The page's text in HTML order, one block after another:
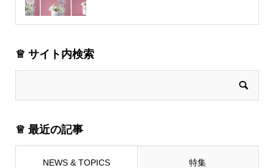
♕ サイト内検索
♕ 最近の記事
NEWS & TOPICS 特集